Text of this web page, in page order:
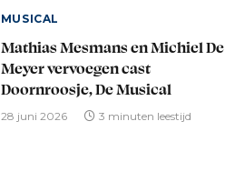
MUSICAL
Mathias Mesmans en Michiel De
Meyer vervoegen cast
Doornroosje, De Musical
28 juni 2026 3 minuten leestijd